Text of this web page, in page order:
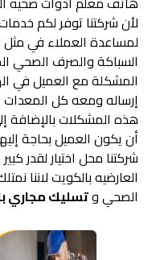
لمساعدة العملاء في
السباكة والصرف الصحي
المشكلة مع العميل في
إرساله ومعه كل
هذه المشكلات
أن يكون العميل بحاجة
شركتنا محل اختيار لقدر
العارضيه بالكويت لاننا
الصحي وتسليك مجاري